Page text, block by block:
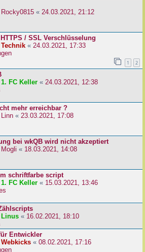
Rocky0815 « 24.03.2021, 21:12
/ SSL Verschlüsselung
Technik « 24.03.2021, 17:33
1 2
1. FC Keller « 24.03.2021, 12:38
mehr erreichbar ?
Linn « 23.03.2021, 17:08
bei wkQB wird nicht akzeptiert
Mogli « 18.03.2021, 14:08
schriftfarbe script
1. FC Keller « 15.03.2021, 13:46
Linus « 16.02.2021, 18:10
Entwickler
Webkicks « 08.02.2021, 17:16